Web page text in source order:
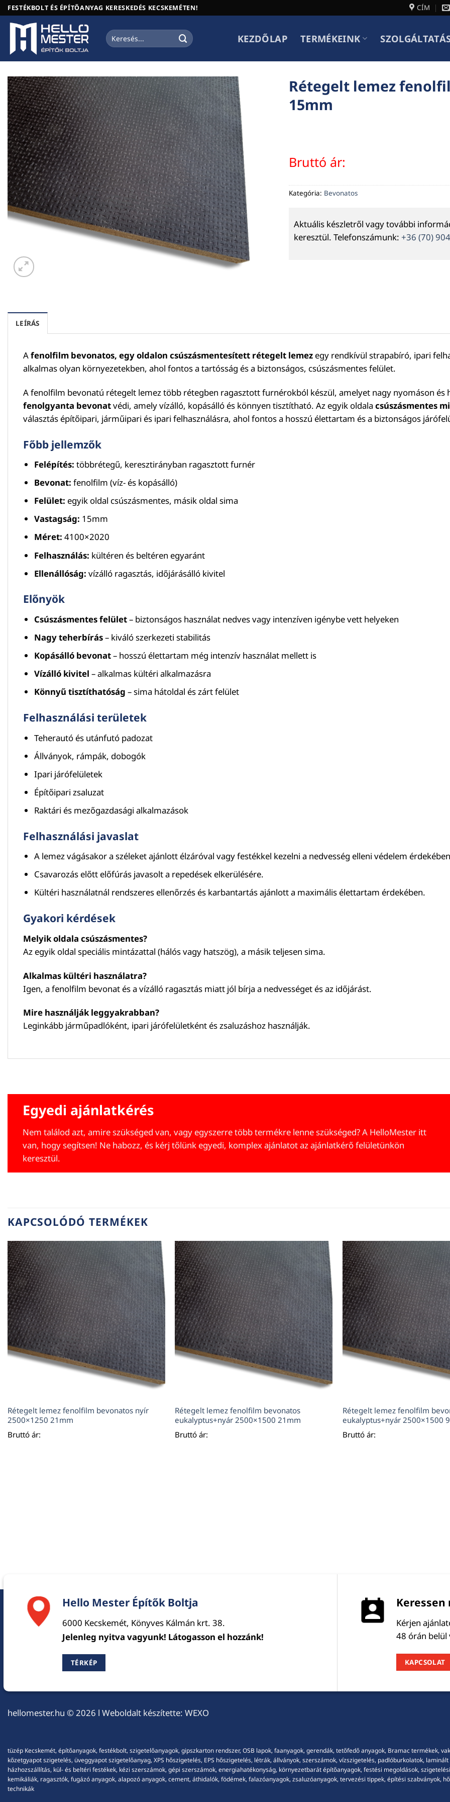
Skip
to
content
FESTÉKBOLT ÉS ÉPÍTŐANYAG KERESKEDÉS KECSKEMÉTEN! CÍM
Keresés
a
KEZDŐLAP TERMÉKEINK
Rétegelt lemez
15mm
Bruttó ár:
Kategória: Bevonatos
Aktuális készletről vagy további
keresztül. Telefonszámunk: +36 (70)
LEÍRÁS
Afenolfilm bevonatos, egy oldalon csúszásmentesített rétegelt lemez egy rendkívül strapabíró, ipari
alkalmas olyan környezetekben, ahol fontos a tartósság és a biztonságos, csúszásmentes felület.
A fenolfilm bevonatú rétegelt lemez több rétegben ragasztott furnérokból készül, amelyet nagy nyomáson és
fenolgyanta bevonatvédi, amely vízálló, kopásálló és könnyen tisztítható. Az egyik oldala csúszásmentes
választás építőipari, járműipari és ipari felhasználásra, ahol fontos a hosszú élettartam és a biztonságos
Főbb jellemzők
Felépítés: többrétegű, keresztirányban ragasztott furnér
Bevonat: fenolfilm (víz- és kopásálló)
Felület: egyik oldal csúszásmentes, másik oldal sima
Vastagság: 15mm
Méret: 4100×2020
Felhasználás: kültéren és beltéren egyaránt
Ellenállóság: vízálló ragasztás, időjárásálló kivitel
Előnyök
Csúszásmentes felület– biztonságos használat nedves vagy intenzíven igénybe vett helyeken
Nagy teherbírás– kiváló szerkezeti stabilitás
Kopásálló bevonat– hosszú élettartam még intenzív használat mellett is
Vízálló kivitel – alkalmas kültéri alkalmazásra
Könnyű tisztíthatóság – sima hátoldal és zárt felület
Felhasználási területek
Teherautó és utánfutó padozat
Állványok, rámpák, dobogók
Ipari járófelületek
Építőipari zsaluzat
Raktári és mezőgazdasági alkalmazások
Felhasználási javaslat
A lemez vágásakor a széleket ajánlott élzáróval vagy festékkel kezelni a nedvesség elleni védelem
Csavarozás előtt előfúrás javasolt a repedések elkerülésére.
Kültéri használatnál rendszeres ellenőrzés és karbantartás ajánlott a maximális élettartam érdekében.
Gyakori kérdések
Melyik oldala csúszásmentes?
Az egyik oldal speciális mintázattal (hálós vagy hatszög), a másik teljesen sima.
Alkalmas kültéri használatra?
Igen, a fenolfilm bevonat és a vízálló ragasztás miatt jól bírja a nedvességet és az időjárást.
Mire használják leggyakrabban?
Leginkább járműpadlóként, ipari járófelületként és zsaluzáshoz használják.
Egyedi ajánlatkérés
Nem találod azt, amire szükséged van, vagy egyszerre több termékre lenne szükséged? A HelloMester itt
van, hogy segítsen! Ne habozz, és kérj tőlünk egyedi, komplex ajánlatot az ajánlatkérő felületünkön
keresztül.
KAPCSOLÓDÓ TERMÉKEK
Rétegelt lemez fenolfilm bevonatos nyír
2500×1250 21mm
Bruttó ár:
Rétegelt lemez fenolfilm bevonatos
eukalyptus+nyár 2500×1500 21mm
Bruttó ár:
Rétegelt lemez fenolfilm
eukalyptus+nyár 2500×1500
Bruttó ár:
Hello Mester Építők Boltja
6000 Kecskemét, Könyves Kálmán krt. 38.
Jelenleg nyitva vagyunk! Látogasson el hozzánk!
TÉRKÉP
Kérjen
48 órán belül
KAPCSOLAT
hellomester.hu © 2026 l Weboldalt készítette: WEXO
tüzép Kecskemét, építőanyagok, festékbolt, szigetelőanyagok, gipszkarton rendszer, OSB lapok, faanyagok, gerendák, tetőfedő anyagok, Bramac termékek,
kőzetgyapot szigetelés, üveggyapot szigetelőanyag, XPS hőszigetelés, EPS hőszigetelés, létrák, állványok, szerszámok, vízszigetelés, padlóburkolatok,
házhozszállítás, kül- és beltéri festékek, kézi szerszámok, gépi szerszámok, energiahatékonyság, környezetbarát építőanyagok, festési megoldások,
kemikáliák, ragasztók, fugázó anyagok, alapozó anyagok, cement, áthidalók, födémek, falazóanyagok, zsaluzóanyagok, tervezési tippek, építési szabványok,
technikák